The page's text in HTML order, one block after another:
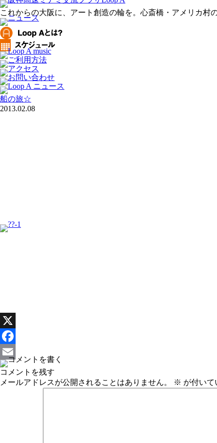
これからの大阪に、アート創造の輪を。心斎橋・アメリカ村
船の旅☆
2013.02.08
X
Facebook
Email
コメントを残す
メールアドレスが公開されることはありません。
※ が付いて